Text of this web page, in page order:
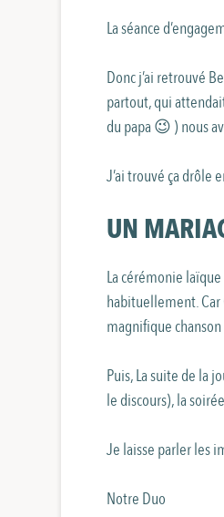
La séance
Donc j’ai retrouvé
partout, qui
du papa 😉 ) nous
J’ai trouvé ça drôle
UN
La cérémonie
habituellement. Car
magnifique chanson
Puis, La suite de la
le discours), la
Je laisse parler les
Notre Duo